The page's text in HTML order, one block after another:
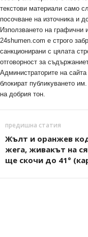
текстови материали само
посочване на източника и
Използването на графични
24shumen.com е строго
санкционирани с цялата
отговорност за
Администраторите на
блокират публикуването
на добрия тон.
предишна статия
Жълт и оранжев
жега, живакът на
ще скочи до 41°